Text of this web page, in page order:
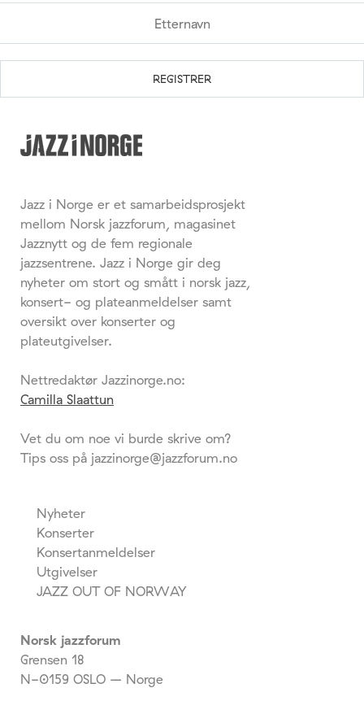
Jazz i Norge er et samarbeidsprosjekt
mellom Norsk jazzforum, magasinet
Jazznytt og de fem regionale
jazzsentrene. Jazz i Norge gir deg
nyheter om stort og smått i norsk jazz,
konsert- og plateanmeldelser samt
oversikt over konserter og
plateutgivelser.
Nettredaktør Jazzinorge.no:
Camilla Slaattun
Vet du om noe vi burde skrive om?
Tips oss på jazzinorge@jazzforum.no
Nyheter
Konserter
Konsertanmeldelser
Utgivelser
JAZZ OUT OF NORWAY
Norsk jazzforum
Grensen 18
N-0159 OSLO – Norge